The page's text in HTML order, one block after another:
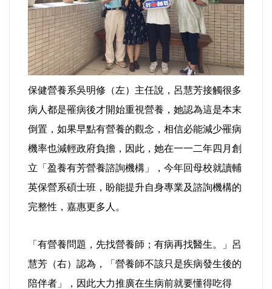
自然/地理/景觀/地球
都市發展與都市建設
財務金融/稅制改革
選舉/民調
觀光旅遊
生物科技
出版（影音/圖書/雜誌）
文化資產/文物保護
保健營養系吳明修（左）主任說，呂慧芳接觸很多
病人都是罹病後才開始重視營養，她認為這是本末
倒置，如果早點有營養的觀念，相信必能減少罹病
機率也減輕政府負擔，因此，她在一一二年四月創
立「盈養有芳營養諮詢機構」，今年回母校就讀輔
英保營系碩士班，盼能提升自身專業及諮詢機構的
完整性，嘉惠更多人。
「有營養問題，先找營養師；有病再找醫生。」呂
慧芳（右）認為，「營養師不該只是疾病發生後的
陪伴者」，因此大力推廣在生病前就要懂得吃得